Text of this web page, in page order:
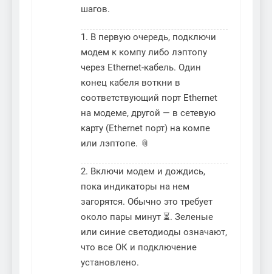
шагов.
1. В первую очередь, подключи
модем к компу либо лэптопу
через Ethernet-кабель. Один
конец кабеля воткни в
соответствующий порт Ethernet
на модеме, другой — в сетевую
карту (Ethernet порт) на компе
или лэптопе. 📎
2. Включи модем и дождись,
пока индикаторы на нем
загорятся. Обычно это требует
около пары минут ⏳. Зеленые
или синие светодиоды означают,
что все ОК и подключение
установлено.